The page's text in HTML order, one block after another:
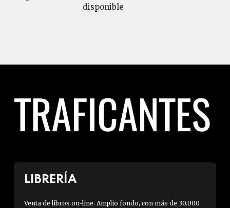
disponible
LIBRERÍA
Venta de libros on-line. Amplio fondo, con más de 30.000